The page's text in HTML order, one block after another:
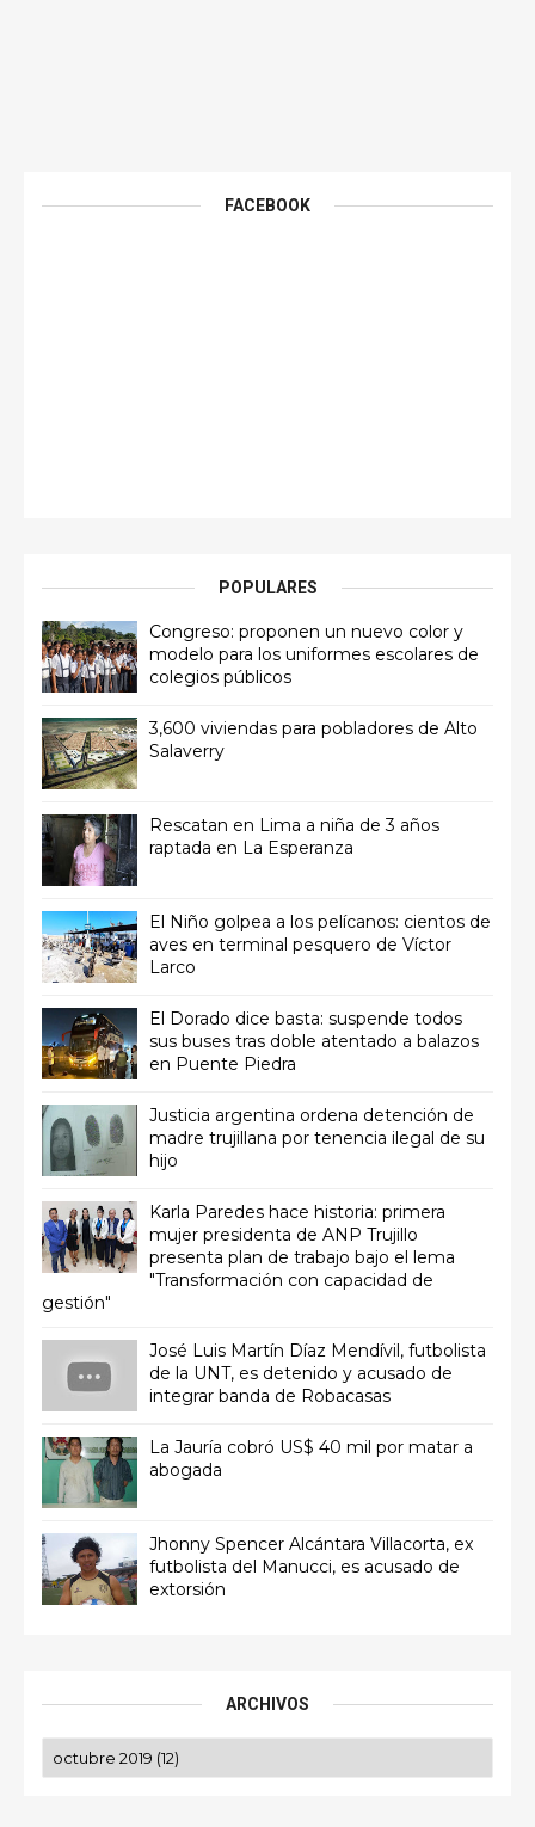
FACEBOOK
POPULARES
Congreso: proponen un nuevo color y
modelo para los uniformes escolares de
colegios públicos
3,600 viviendas para pobladores de Alto
Salaverry
Rescatan en Lima a niña de 3 años
raptada en La Esperanza
El Niño golpea a los pelícanos: cientos de
aves en terminal pesquero de Víctor
Larco
El Dorado dice basta: suspende todos
sus buses tras doble atentado a balazos
en Puente Piedra
Justicia argentina ordena detención de
madre trujillana por tenencia ilegal de su
hijo
Karla Paredes hace historia: primera
mujer presidenta de ANP Trujillo
presenta plan de trabajo bajo el lema
"Transformación con capacidad de
gestión"
José Luis Martín Díaz Mendívil, futbolista
de la UNT, es detenido y acusado de
integrar banda de Robacasas
La Jauría cobró US$ 40 mil por matar a
abogada
Jhonny Spencer Alcántara Villacorta, ex
futbolista del Manucci, es acusado de
extorsión
ARCHIVOS